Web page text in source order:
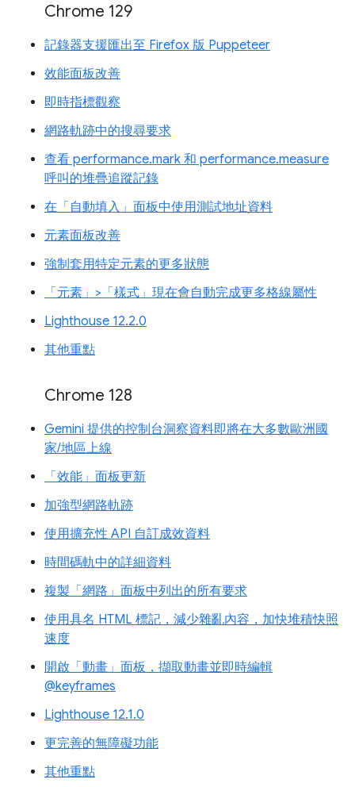
Chrome 129
記錄器支援匯出至 Firefox 版 Puppeteer
效能面板改善
即時指標觀察
網路軌跡中的搜尋要求
查看 performance.mark 和 performance.measure
呼叫的堆疊追蹤記錄
在「自動填入」面板中使用測試地址資料
元素面板改善
強制套用特定元素的更多狀態
「元素」>「樣式」現在會自動完成更多格線屬性
Lighthouse 12.2.0
其他重點
Chrome 128
Gemini 提供的控制台洞察資料即將在大多數歐洲國
家/地區上線
「效能」面板更新
加強型網路軌跡
使用擴充性 API 自訂成效資料
時間碼軌中的詳細資料
複製「網路」面板中列出的所有要求
使用具名 HTML 標記，減少雜亂內容，加快堆積快照
速度
開啟「動畫」面板，擷取動畫並即時編輯
@keyframes
Lighthouse 12.1.0
更完善的無障礙功能
其他重點